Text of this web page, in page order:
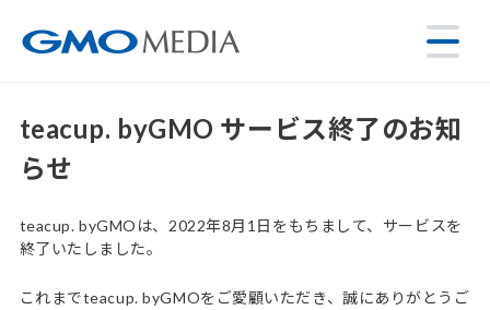
teacup. byGMO サービス終了のお知
らせ
teacup. byGMOは、2022年8月1日をもちまして、サービスを
終了いたしました。
これまでteacup. byGMOをご愛顧いただき、誠にありがとうご